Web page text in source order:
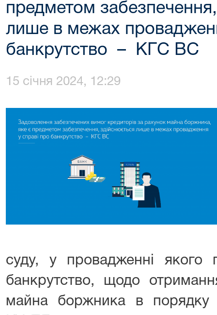
предметом
лише в межах
банкрутство – КГС ВС
15 січня 2024, 12:29
суду, у провадженні якого
банкрутство, щодо
майна боржника в